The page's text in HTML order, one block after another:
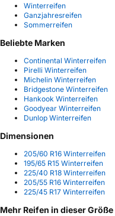
Winterreifen
Ganzjahresreifen
Sommerreifen
Beliebte Marken
Continental Winterreifen
Pirelli Winterreifen
Michelin Winterreifen
Bridgestone Winterreifen
Hankook Winterreifen
Goodyear Winterreifen
Dunlop Winterreifen
Dimensionen
205/60 R16 Winterreifen
195/65 R15 Winterreifen
225/40 R18 Winterreifen
205/55 R16 Winterreifen
225/45 R17 Winterreifen
Mehr Reifen in dieser Größe